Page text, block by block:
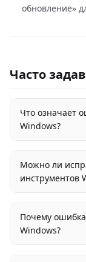
обновление»
Часто
Что означает
Windows?
Можно ли
инструментов
Почему ошибка
Windows?